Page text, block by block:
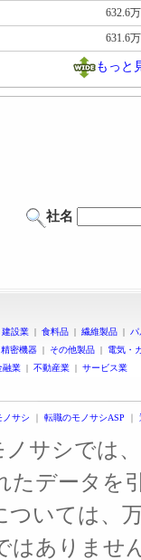
632.6万
631.6万
もっと
社名
建設業 | 食料品 | 繊維製品 |
精密機器 | その他製品 | 電気・
融業 | 不動産業 | サービス業
ノサシ ｜ 転職のモノサシASP ｜
サシでは
たデータを
ついては、
はありませ